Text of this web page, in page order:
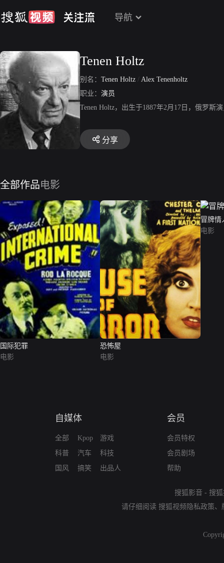
导航
Tenen Holtz
别名： Tenen Holtz / Alex Tenenholtz
职业： 演员
Tenen Holtz，出生于1887年2月17日，俄罗
分享
全部作品电影
国际犯罪
电影
恐怖屋
电影
冒牌情
电影
自媒体
全部
科普
国风
Kpop
汽车
搞笑
游戏
科技
出品人
会员
会员特权
会员剧场
帮助
搜狐影音 - 搜
请仔细阅读 搜狐视频隐私政策、